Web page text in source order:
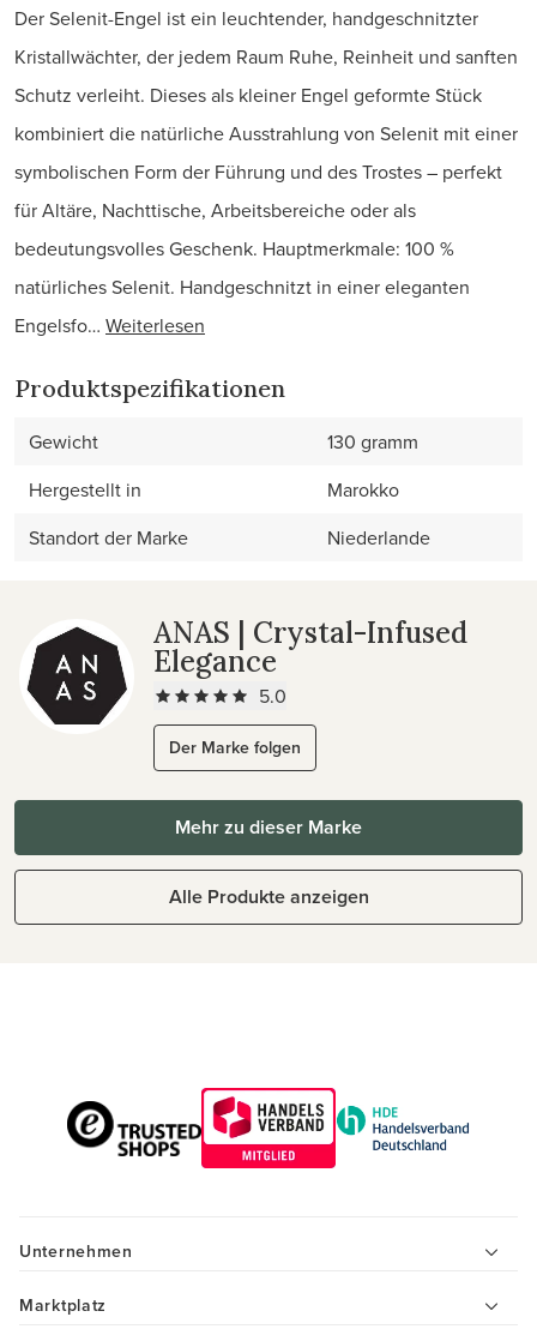
Der Selenit-Engel ist ein leuchtender, handgeschnitzter
Kristallwächter, der jedem Raum Ruhe, Reinheit und sanften
Schutz verleiht. Dieses als kleiner Engel geformte Stück
kombiniert die natürliche Ausstrahlung von Selenit mit einer
symbolischen Form der Führung und des Trostes – perfekt
für Altäre, Nachttische, Arbeitsbereiche oder als
bedeutungsvolles Geschenk. Hauptmerkmale: 100 %
natürliches Selenit. Handgeschnitzt in einer eleganten
Engelsfo… Weiterlesen
Produktspezifikationen
Gewicht
130 gramm
Hergestellt in
Marokko
Standort der Marke
Niederlande
ANAS | Crystal-Infused
Elegance
5.0
Der Marke folgen
Mehr zu dieser Marke
Alle Produkte anzeigen
Unternehmen
Marktplatz